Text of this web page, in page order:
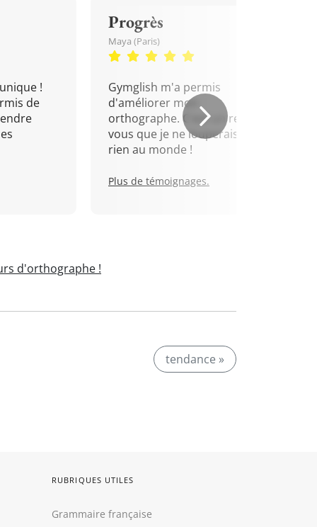
!
de
Progrès
Maya (Paris)
Gymglish m'a permis
d'améliorer mon
orthographe. C'est un rendez-
vous que je ne louperais pour
rien au monde !
Plus de témoignages.
d'orthographe !
tendance »
RUBRIQUES UTILES
Grammaire française